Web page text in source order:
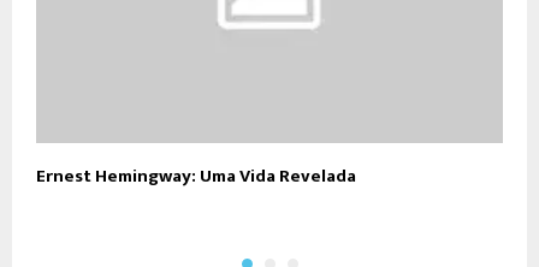
Ernest Hemingway: Uma Vida Revelada